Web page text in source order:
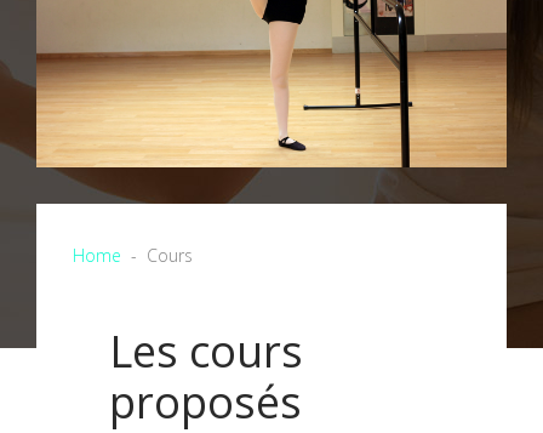
Home Cours
Les cours
proposés